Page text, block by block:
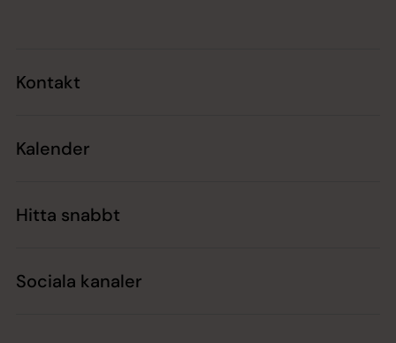
Kontakt
Kalender
Hitta snabbt
Sociala kanaler